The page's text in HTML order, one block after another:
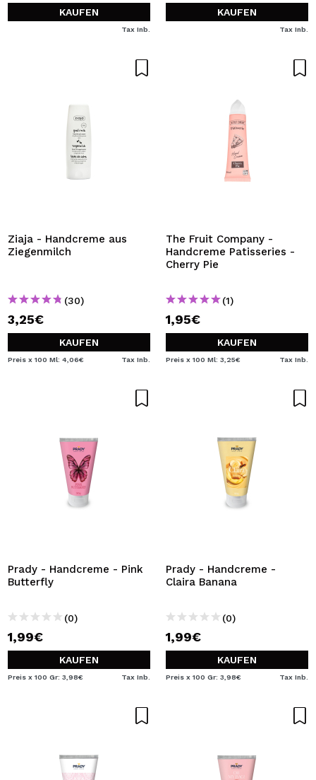
KAUFEN
Tax Inb.
KAUFEN
Tax Inb.
Ziaja - Handcreme aus
Ziegenmilch
(30)
3,25€
KAUFEN
Preis x 100 Ml: 4,06€ Tax Inb.
The Fruit Company -
Handcreme Patisseries -
Cherry Pie
(1)
1,95€
KAUFEN
Preis x 100 Ml: 3,25€ Tax Inb.
Prady - Handcreme - Pink
Butterfly
(0)
1,99€
KAUFEN
Preis x 100 Gr: 3,98€ Tax Inb.
Prady - Handcreme -
Claira Banana
(0)
1,99€
KAUFEN
Preis x 100 Gr: 3,98€ Tax Inb.